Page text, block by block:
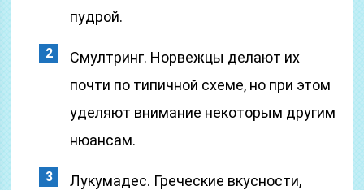
пудрой.
Смултринг. Норвежцы делают их
почти по типичной схеме, но при этом
уделяют внимание некоторым другим
нюансам.
Лукумадес. Греческие вкусности,